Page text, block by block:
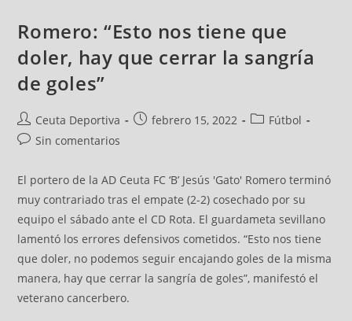
Romero: “Esto nos tiene que
doler, hay que cerrar la sangría
de goles”
Ceuta Deportiva febrero 15, 2022
Fútbol
Sin comentarios
El portero de la AD Ceuta FC ‘B’ Jesús 'Gato' Romero terminó
muy contrariado tras el empate (2-2) cosechado por su
equipo el sábado ante el CD Rota. El guardameta sevillano
lamentó los errores defensivos cometidos. “Esto nos tiene
que doler, no podemos seguir encajando goles de la misma
manera, hay que cerrar la sangría de goles”, manifestó el
veterano cancerbero.